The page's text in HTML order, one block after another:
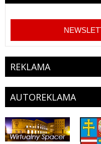
REKLAMA
AUTOREKLAMA